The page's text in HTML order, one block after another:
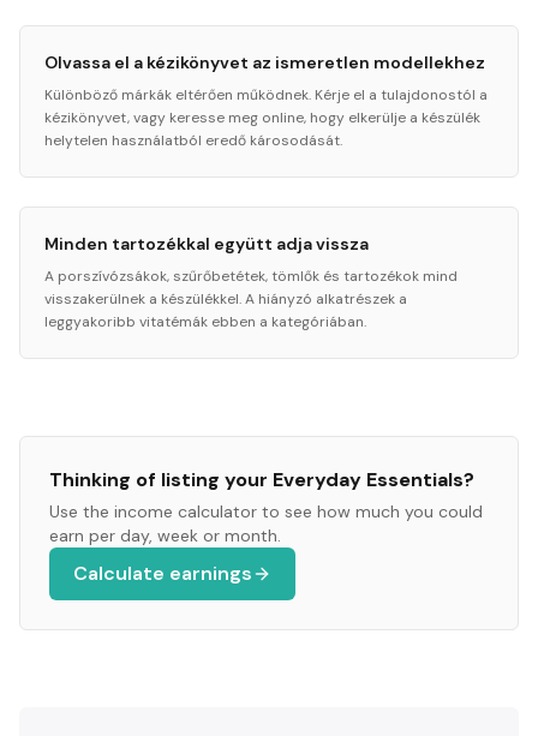
Olvassa el a kézikönyvet az ismeretlen modellekhez
Különböző márkák eltérően működnek. Kérje el a tulajdonostól a
kézikönyvet, vagy keresse meg online, hogy elkerülje a készülék
helytelen használatból eredő károsodását.
Minden tartozékkal együtt adja vissza
A porszívózsákok, szűrőbetétek, tömlők és tartozékok mind
visszakerülnek a készülékkel. A hiányzó alkatrészek a
leggyakoribb vitatémák ebben a kategóriában.
Thinking of listing your Everyday Essentials?
Use the income calculator to see how much you could
earn per day, week or month.
Calculate earnings